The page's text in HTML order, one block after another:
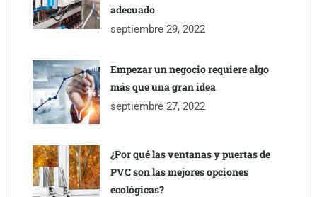
mediodía hasta el anochecer con cocina abierta
legales para propietarios e inquilinos en Cataluña
La luz roja, el nuevo aftersun, actúa en la recuperación de la piel
después del sol
adecuado
septiembre 29, 2022
Empezar un negocio requiere algo
más que una gran idea
septiembre 27, 2022
¿Por qué las ventanas y puertas de
PVC son las mejores opciones
ecológicas?